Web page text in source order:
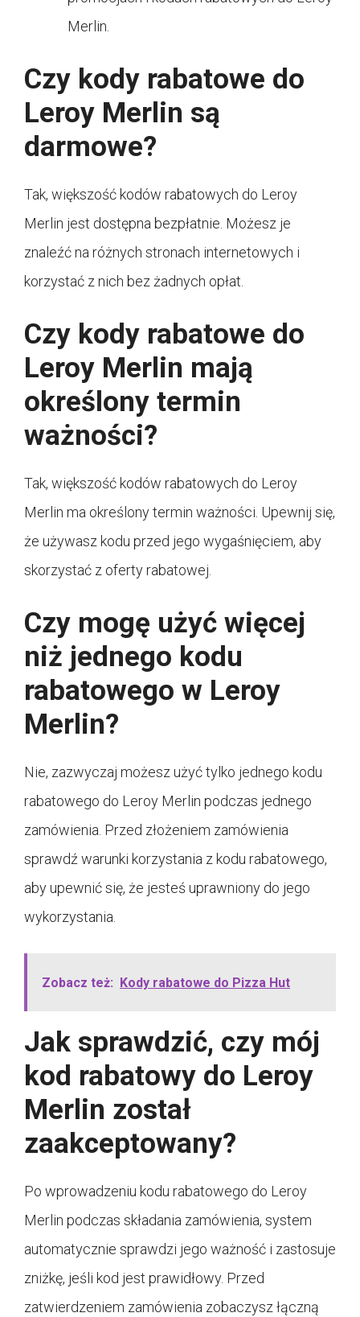
Merlin.
Czy kody rabatowe do
Leroy Merlin są
darmowe?
Tak, większość kodów rabatowych do Leroy
Merlin jest dostępna bezpłatnie. Możesz je
znaleźć na różnych stronach internetowych i
korzystać z nich bez żadnych opłat.
Czy kody rabatowe do
Leroy Merlin mają
określony termin
ważności?
Tak, większość kodów rabatowych do Leroy
Merlin ma określony termin ważności. Upewnij się,
że używasz kodu przed jego wygaśnięciem, aby
skorzystać z oferty rabatowej.
Czy mogę użyć więcej
niż jednego kodu
rabatowego w Leroy
Merlin?
Nie, zazwyczaj możesz użyć tylko jednego kodu
rabatowego do Leroy Merlin podczas jednego
zamówienia. Przed złożeniem zamówienia
sprawdź warunki korzystania z kodu rabatowego,
aby upewnić się, że jesteś uprawniony do jego
wykorzystania.
Zobacz też: Kody rabatowe do Pizza Hut
Jak sprawdzić, czy mój
kod rabatowy do Leroy
Merlin został
zaakceptowany?
Po wprowadzeniu kodu rabatowego do Leroy
Merlin podczas składania zamówienia, system
automatycznie sprawdzi jego ważność i zastosuje
zniżkę, jeśli kod jest prawidłowy. Przed
zatwierdzeniem zamówienia zobaczysz łączną